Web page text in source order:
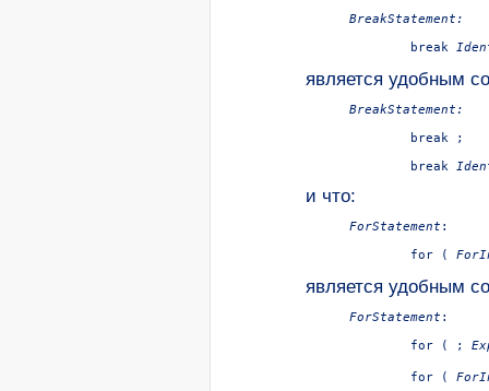
BreakStatement:
break
является удобным
BreakStatement:
break ;
break
и что:
ForStatement :
for (
является удобным
ForStatement :
	for ( ;
	for (